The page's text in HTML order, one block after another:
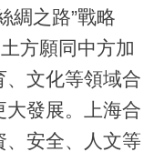
綢之路”戰略
方願同中方加
、文化等領域合
大發展。上海合
、安全、人文等